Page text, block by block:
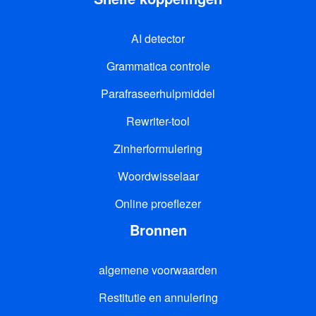
AI detector
Grammatica controle
Parafraseerhulpmiddel
Rewriter-tool
Zinherformulering
Woordwisselaar
Online proeflezer
Bronnen
algemene voorwaarden
Restitutie en annulering